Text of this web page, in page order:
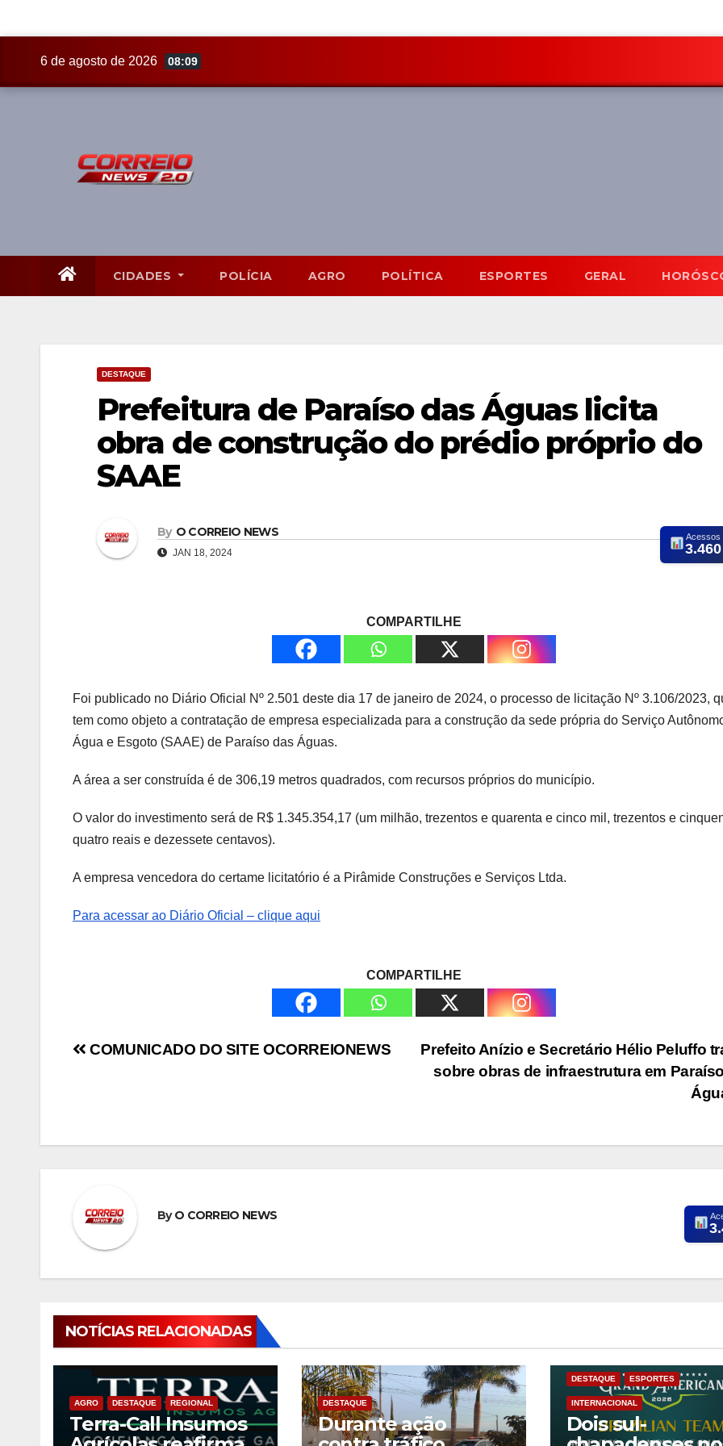
6 de agosto de 2026 08:09
CIDADES POLÍCIA AGRO POLÍTICA ESPORTES GERAL
DESTAQUE
Prefeitura de Paraíso das Águas licita
obra de construção do prédio próprio do
SAAE
By O CORREIO NEWS
JAN 18, 2024
Acessos
3.460
COMPARTILHE
Foi publicado no Diário Oficial Nº 2.501 deste dia 17 de janeiro de 2024, o processo de licitação Nº 3.106/2023,
tem como objeto a contratação de empresa especializada para a construção da sede própria do Serviço
Água e Esgoto (SAAE) de Paraíso das Águas.
A área a ser construída é de 306,19 metros quadrados, com recursos próprios do município.
O valor do investimento será de R$ 1.345.354,17 (um milhão, trezentos e quarenta e cinco mil, trezentos e
quatro reais e dezessete centavos).
A empresa vencedora do certame licitatório é a Pirâmide Construções e Serviços Ltda.
Para acessar ao Diário Oficial – clique aqui
COMPARTILHE
Navegação
Prefeito Anízio e Secretário Hélio Peluffo
sobre obras de infraestrutura em
COMUNICADO DO SITE OCORREIONEWS
ByO CORREIO NEWS
NOTÍCIAS RELACIONADAS
AGRO DESTAQUE REGIONAL
Terra-Call Insumos
DESTAQUE
Durante ação
DESTAQUE ESPORTES
INTERNACIONAL
Dois sul-